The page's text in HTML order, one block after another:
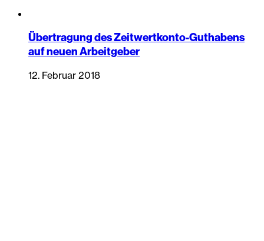
Übertragung des Zeitwertkonto-Guthabens
auf neuen Arbeitgeber
12. Februar 2018